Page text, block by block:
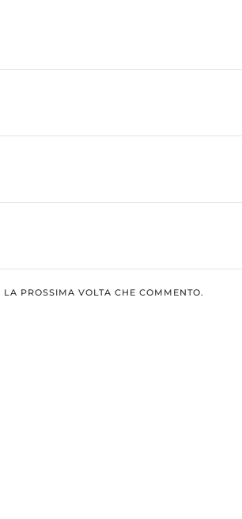
PROSSIMA VOLTA CHE COMMENTO.